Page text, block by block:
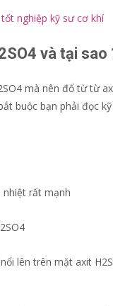
nghiệp kỹ sư cơ khí
và tại sao
mà nên đổ từ từ
buộc bạn phải đọc
nhiệt rất mạnh
lên trên mặt axit